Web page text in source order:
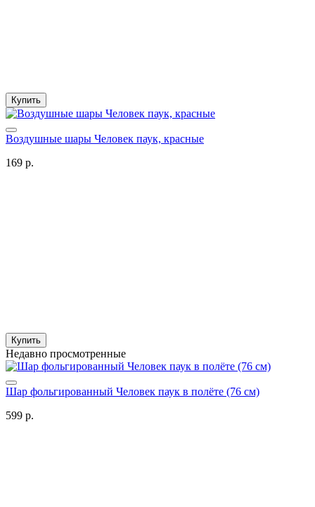
Купить
Воздушные шары Человек паук, красные
169 р.
Купить
Недавно просмотренные
Шар фольгированный Человек паук в полёте (76 см)
599 р.